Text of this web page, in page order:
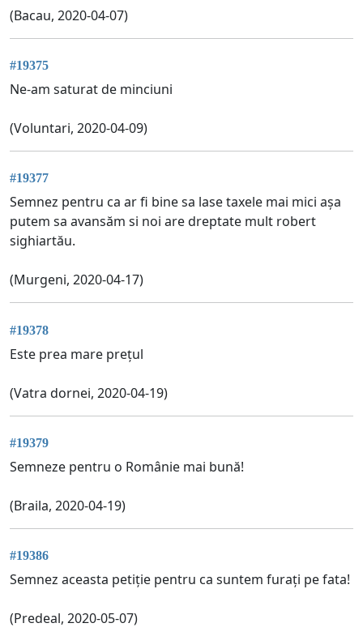
(Bacau, 2020-04-07)
#19375
Ne-am saturat de minciuni
(Voluntari, 2020-04-09)
#19377
Semnez pentru ca ar fi bine sa lase taxele mai mici așa
putem sa avansăm si noi are dreptate mult robert
sighiartău.
(Murgeni, 2020-04-17)
#19378
Este prea mare prețul
(Vatra dornei, 2020-04-19)
#19379
Semneze pentru o Românie mai bună!
(Braila, 2020-04-19)
#19386
Semnez aceasta petiție pentru ca suntem furați pe fata!
(Predeal, 2020-05-07)